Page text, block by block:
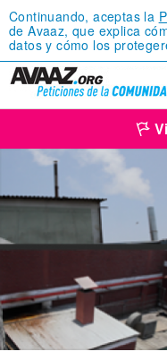
Continuando, aceptas la
de Avaaz, que explica
datos y cómo los